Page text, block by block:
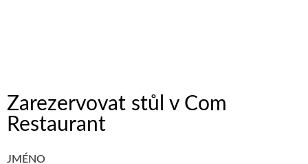
Zarezervovat stůl v Com
Restaurant
JMÉNO